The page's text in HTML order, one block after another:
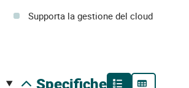
Supporta la gestione del cloud
specifiche